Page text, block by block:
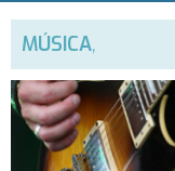
MÚSICA,